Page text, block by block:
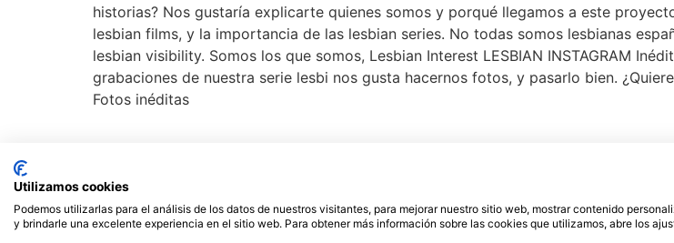
historias? Nos gustaría explicarte quienes somos y porqué llegamos a este
lesbian films, y la importancia de las lesbian series. No todas somos lesbianas
lesbian visibility. Somos los que somos, Lesbian Interest LESBIAN INSTAGRAM
grabaciones de nuestra serie lesbi nos gusta hacernos fotos, y pasarlo bien.
Fotos inéditas
© 2023 El Contacto Cero – Todos los derechos reservados
Utilizamos cookies
Podemos utilizarlas para el análisis de los datos de nuestros visitantes, para mejorar nuestro sitio web, mostrar contenido
y brindarle una excelente experiencia en el sitio web. Para obtener más información sobre las cookies que utilizamos, abre los